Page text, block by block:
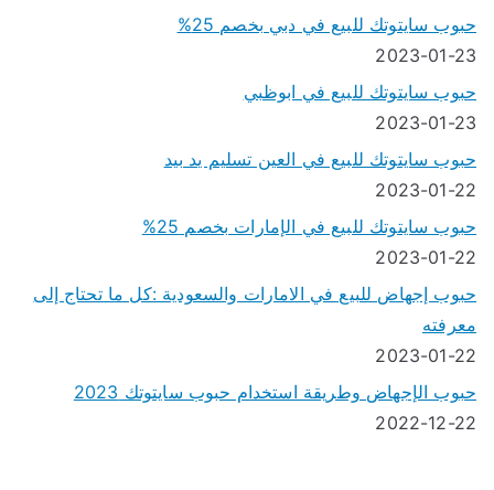
حبوب سايتوتك للبيع في دبي بخصم 25%
2023-01-23
حبوب سايتوتك للبيع في ابوظبي
2023-01-23
حبوب سايتوتك للبيع في العين تسليم يد بيد
2023-01-22
حبوب سايتوتك للبيع في الإمارات بخصم 25%
2023-01-22
حبوب إجهاض للبيع في الامارات والسعودية :كل ما تحتاج إلى
معرفته
2023-01-22
حبوب الإجهاض وطريقة استخدام حبوب سايتوتك 2023
2022-12-22